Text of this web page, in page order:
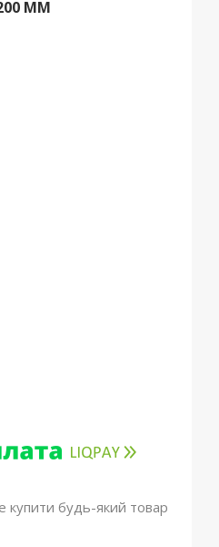
ММ
купити будь-який товар